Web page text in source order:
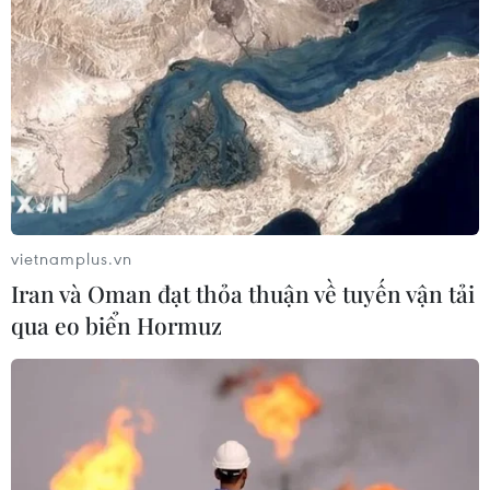
giúp bé gái phục hồi sau 10 năm
06/08/2026 07:15
Đắk Lắk: Điều tra, khắc phục sự cố
nhiều phương tiện thủng lốp trên
cao tốc
06/08/2026 07:14
Hà Nội: Kiểm tra, xác minh liên quan
đến sản phẩm giảm cân dạng bút
06/08/2026 07:05
Đại biểu Quốc hội băn khoăn khả
vietnamplus.vn
Iran và Oman đạt thỏa thuận về tuyến vận tải
qua eo biển Hormuz